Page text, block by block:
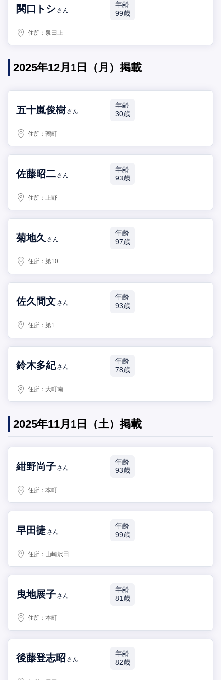
関口トシ さん
年齢
99歳
住所： 泉田上
2025年12月1日（月）掲載
五十嵐俊樹 さん
年齢
30歳
住所：鶉町
佐藤昭二 さん
年齢
93歳
住所： 上野
菊地久 さん
年齢
97歳
住所：第10
佐久間文 さん
年齢
93歳
住所：第1
鈴木多紀 さん
年齢
78歳
住所： 大町南
2025年11月1日（土）掲載
紺野尚子 さん
年齢
93歳
住所：本町
早田捷 さん
年齢
99歳
住所： 山崎沢田
曳地展子 さん
年齢
81歳
住所：本町
後藤登志昭 さん
年齢
82歳